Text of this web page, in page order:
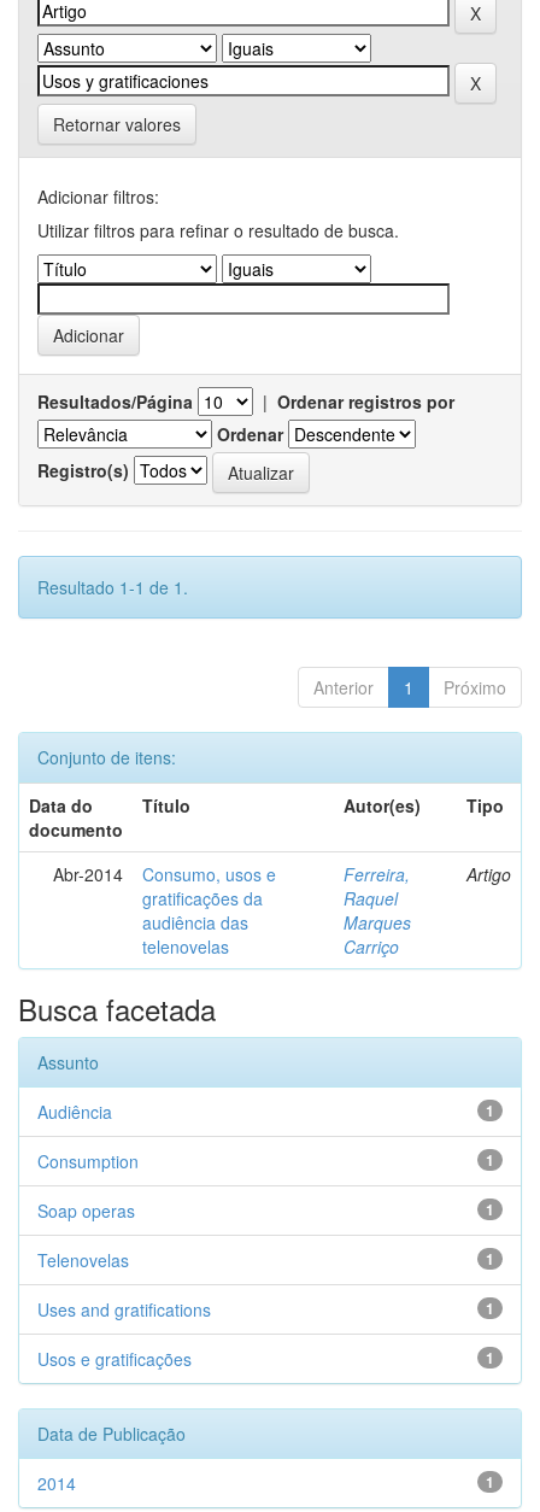
Retornar valores
Adicionar filtros:
Utilizar filtros para refinar o resultado de busca.
Resultados/Página | Ordenar registros por
Ordenar
Registro(s)
Resultado 1-1 de 1.
Anterior 1 Próximo
Conjunto de itens:
Data do
documento
Título Autor(es) Tipo
Abr-2014
Consumo, usos e
gratificações da
audiência das
telenovelas
Ferreira,
Raquel
Marques
Carriço
Artigo
Busca facetada
Assunto
1
Audiência
1
Consumption
1
Soap operas
1
Telenovelas
1
Uses and gratifications
1
Usos e gratificações
Data de Publicação
1
2014